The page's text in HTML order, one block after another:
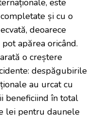
este
și cu o
deoarece
apărea oricând.
o creștere
despăgubirile
au urcat cu
beneficiind în total
lei pentru daunele